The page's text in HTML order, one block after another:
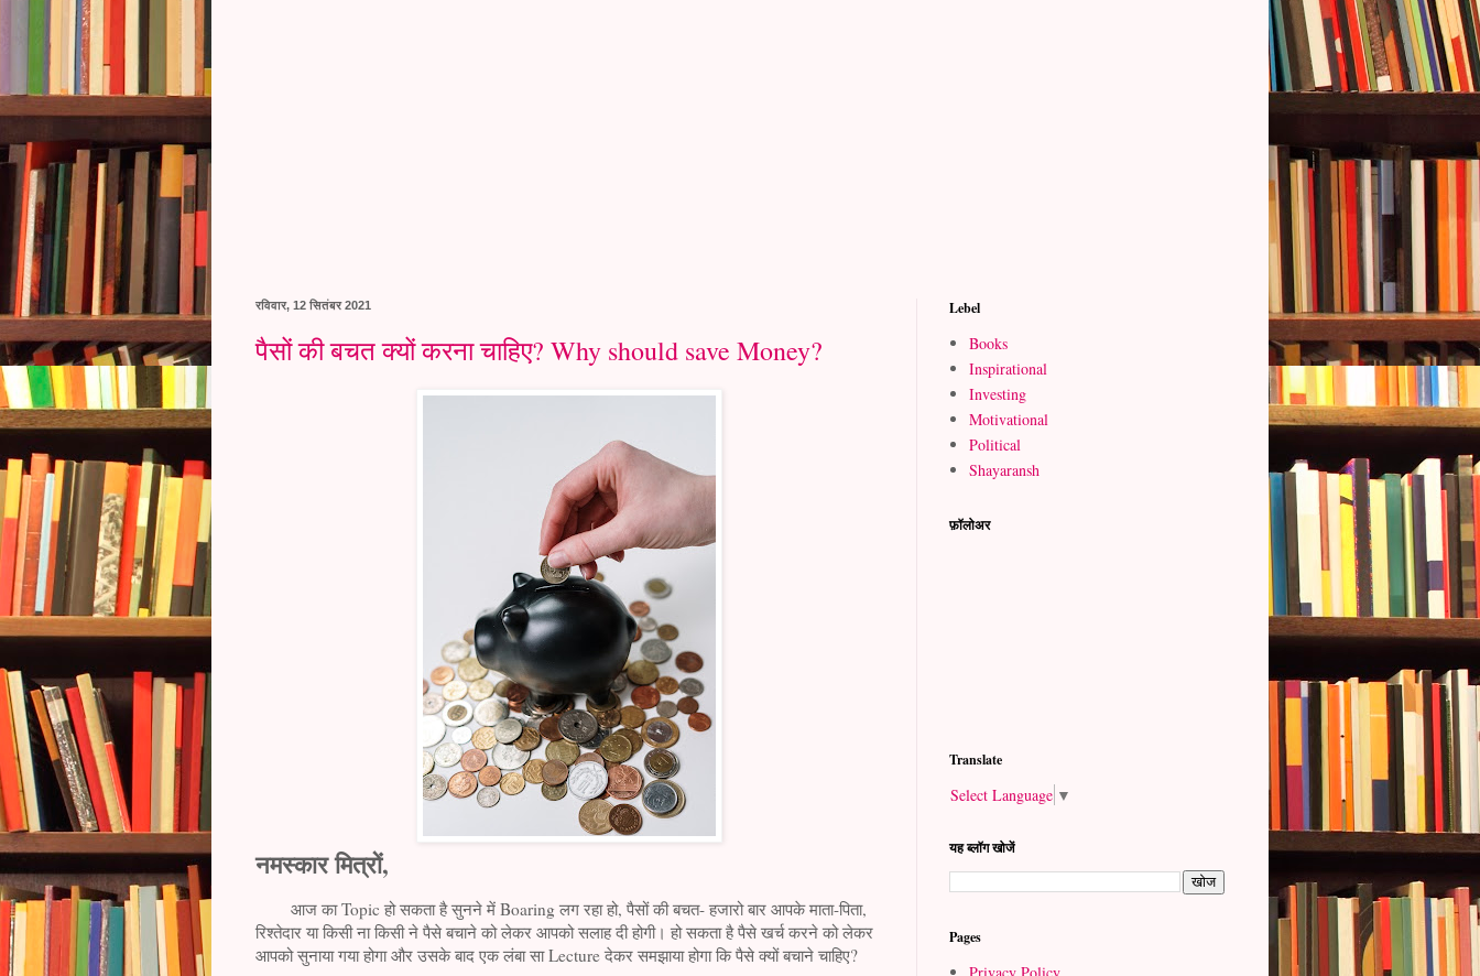
रविवार, 12 सितंबर 2021
पैसों की बचत क्यों करना चाहिए? Why should save Money?
नमस्कार मित्रों,
आज का Topic हो सकता है सुनने में Boaring लग रहा हो, पैसों की बचत- हजारो बार आपके माता-पिता,
रिश्तेदार या किसी ना किसी ने पैसे बचाने को लेकर आपको सलाह दी होगी। हो सकता है पैसे खर्च करने को लेकर
आपको सुनाया गया होगा और उसके बाद एक लंबा सा Lecture देकर समझाया होगा कि पैसे क्यों बचाने चाहिए?
Lebel
Books
Inspirational
Investing
Motivational
Political
Shayaransh
फ़ॉलोअर
Translate
Select Language ▼
यह ब्लॉग खोजें
Pages